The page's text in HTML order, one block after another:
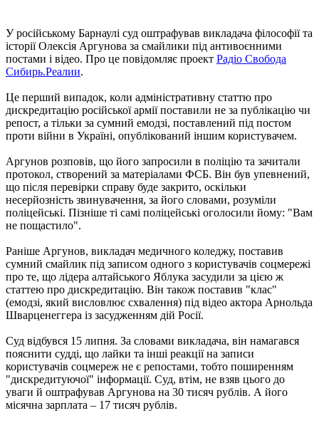
У російському Барнаулі суд оштрафував викладача філософії та
історії Олексія Аргунова за смайлики під антивоєнними
постами і відео. Про це повідомляє проект Радіо Свобода
Сибирь.Реалии.
Це перший випадок, коли адміністративну статтю про
дискредитацію російської армії поставили не за публікацію чи
репост, а тільки за сумний емодзі, поставлений під постом
проти війни в Україні, опублікований іншим користувачем.
Аргунов розповів, що його запросили в поліцію та зачитали
протокол, створений за матеріалами ФСБ. Він був упевнений,
що після перевірки справу буде закрито, оскільки
несерйозність звинувачення, за його словами, розуміли
поліцейські. Пізніше ті самі поліцейські оголосили йому: "Вам
не пощастило".
Раніше Аргунов, викладач медичного коледжу, поставив
сумний смайлик під записом одного з користувачів соцмережі
про те, що лідера алтайського Яблука засудили за цією ж
статтею про дискредитацію. Він також поставив "клас"
(емодзі, який висловлює схвалення) під відео актора Арнольда
Шварценеггера із засудженням дій Росії.
Суд відбувся 15 липня. За словами викладача, він намагався
пояснити судді, що лайки та інші реакції на записи
користувачів соцмереж не є репостами, тобто поширенням
"дискредитуючої" інформації. Суд, втім, не взяв цього до
уваги й оштрафував Аргунова на 30 тисяч рублів. А його
місячна зарплата – 17 тисяч рублів.